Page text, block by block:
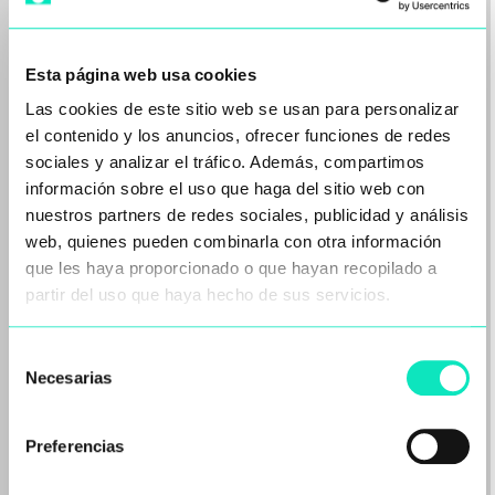
Esta página web usa cookies
Las cookies de este sitio web se usan para personalizar
el contenido y los anuncios, ofrecer funciones de redes
sociales y analizar el tráfico. Además, compartimos
información sobre el uso que haga del sitio web con
nuestros partners de redes sociales, publicidad y análisis
web, quienes pueden combinarla con otra información
que les haya proporcionado o que hayan recopilado a
partir del uso que haya hecho de sus servicios.
Necesarias
Preferencias
Reciclaje de Baterías de Litio:
Filtración de Black Mass para
El reciclaje de baterías de ion-litio se ha
Leer más